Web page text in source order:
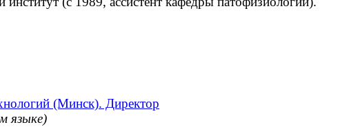
(Минск). Директор
языке)